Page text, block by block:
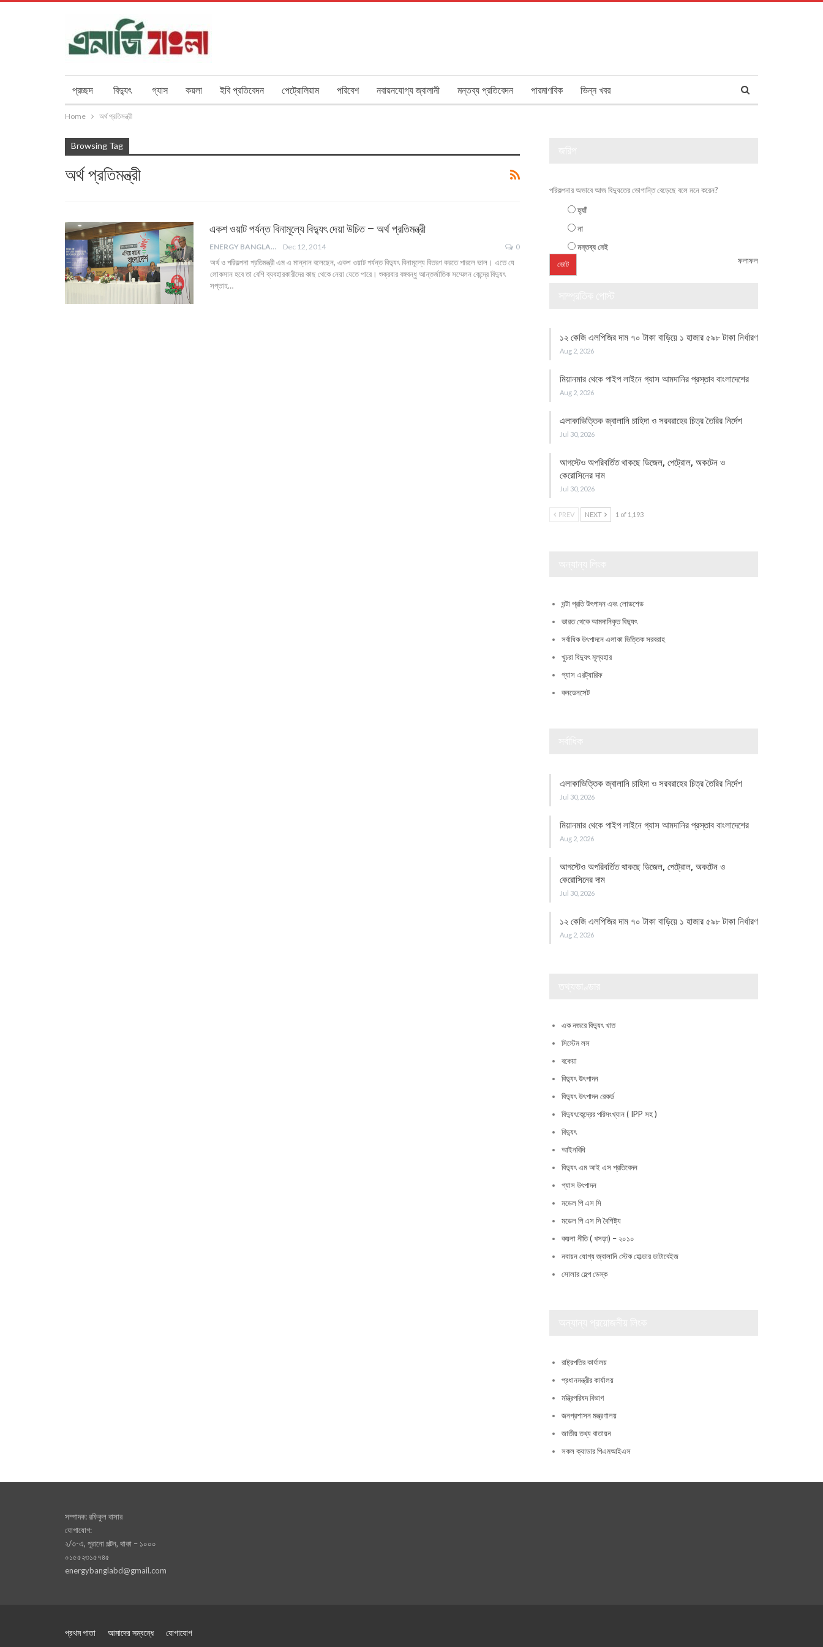
প্রচ্ছদ বিদ্যুৎ গ্যাস কয়লা ইবি প্রতিবেদন পেট্রোলিয়াম পরিবেশ নবায়নযোগ্য জ্বালানী মন্তব্য প্রতিবেদন পারমাণবিক ভিন্ন খবর
Home অর্থ প্রতিমন্ত্রী
Browsing Tag
অর্থ প্রতিমন্ত্রী
একশ ওয়াট পর্যন্ত বিনামূল্যে বিদ্যুৎ দেয়া উচিত – অর্থ প্রতিমন্ত্রী
ENERGY BANGLA Dec 12, 2014 0
অর্থ ও পরিকল্পনা প্রতিমন্ত্রী এম এ মান্নান বলেছেন, একশ ওয়াট পর্যন্ত বিদ্যুৎ বিনামূল্যে বিতরণ করতে পারলে ভাল। এতে যে
লোকসান হবে তা বেশি ব্যবহারকারীদের কাছ থেকে নেয়া যেতে পারে। শুক্রবার বঙ্গবন্ধু আন্তর্জাতিক সম্মেলন কেন্দ্রে বিদ্যুৎ
সপ্তাহ…
পরিকল্পনার অভাবে আজ বিদ্যুতের ভোগান্তি বেড়েছে বলে মনে করেন?
হ্যাঁ
না
মন্তব্য নেই
ফলাফল
১২ কেজি এলপিজির দাম ৭০ টাকা বাড়িয়ে ১ হাজার ৫৯৮ টাকা নির্ধারণ
Aug 2, 2026
মিয়ানমার থেকে পাইপ লাইনে গ্যাস আমদানির প্রস্তাব বাংলাদেশের
Aug 2, 2026
এলাকাভিত্তিক জ্বালানি চাহিদা ও সরবরাহের চিত্র তৈরির নির্দেশ
Jul 30, 2026
আগস্টেও অপরিবর্তিত থাকছে ডিজেল, পেট্রোল, অকটেন ও
কেরোসিনের দাম
Jul 30, 2026
PREV NEXT 1 of 1,193
ঘন্টা প্রতি উৎপাদন এবং লোডশেড
ভারত থেকে আমদানিকৃত বিদ্যুৎ
সর্বাধিক উৎপাদনে এলাকা ভিত্তিক সরবরাহ
খুচরা বিদ্যুৎ মূল্যহার
গ্যাস এরট্যারিফ
কনডেনসেট
এলাকাভিত্তিক জ্বালানি চাহিদা ও সরবরাহের চিত্র তৈরির নির্দেশ
Jul 30, 2026
মিয়ানমার থেকে পাইপ লাইনে গ্যাস আমদানির প্রস্তাব বাংলাদেশের
Aug 2, 2026
আগস্টেও অপরিবর্তিত থাকছে ডিজেল, পেট্রোল, অকটেন ও
কেরোসিনের দাম
Jul 30, 2026
১২ কেজি এলপিজির দাম ৭০ টাকা বাড়িয়ে ১ হাজার ৫৯৮ টাকা নির্ধারণ
Aug 2, 2026
এক নজরে বিদ্যুৎ খাত
সিস্টেম লস
বকেয়া
বিদ্যুৎ উৎপাদন
বিদ্যুৎ উৎপাদন রেকর্ড
বিদ্যুৎকেন্দ্রের পরিসংখ্যান ( IPP সহ )
বিদ্যুৎ
আইনবিধি
বিদ্যুৎ এম আই এস প্রতিবেদন
গ্যাস উৎপাদন
মডেল পি এস সি
মডেল পি এস সি বৈশিষ্ট্য
কয়লা নীতি ( খসড়া) – ২০১০
নবায়ন যোগ্য জ্বালানি স্টেক হোল্ডার ডাটাবেইজ
সোলার হেল্প ডেস্ক
রাষ্ট্রপতির কার্যালয়
প্রধানমন্ত্রীর কার্যালয়
মন্ত্রিপরিষদ বিভাগ
জনপ্রশাসন মন্ত্রণালয়
জাতীয় তথ্য বাতায়ন
সকল ক্যাডার পিএমআইএস
সম্পাদক: রফিকুল বাসার
যোগাযোগ:
২/৩-এ, পূরানো পল্টন, থাকা – ১০০০
০১৫৫২৩১৫৭৪৫
energybanglabd@gmail.com
প্রথম পাতা আমাদের সম্বন্ধে যোগাযোগ